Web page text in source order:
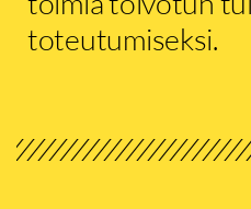
toteutumiseksi.